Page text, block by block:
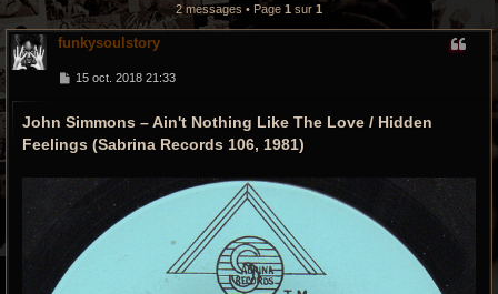
o
2 messages • Page 1 sur 1
funkysoulstory
M
s
g
15 oct. 2018 21:33
John Simmons ‎– Ain't Nothing Like The Love / Hidden
Feelings (Sabrina Records 106, 1981)